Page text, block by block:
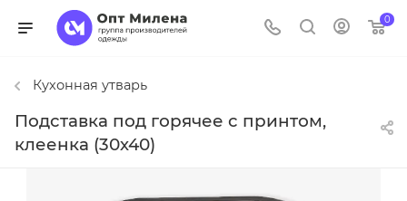
0
Кухонная утварь
Подставка под горячее с принтом,
клеенка (30х40)